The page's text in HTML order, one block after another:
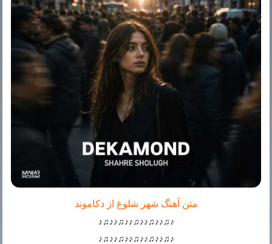
متن آهنگ شهر شلوغ از دکاموند
♪♫♪♪♫♪♪♫♪♪♫♪♪♫♪
♪♫♪♪♫♪♪♫♪♪♫♪♪♫♪